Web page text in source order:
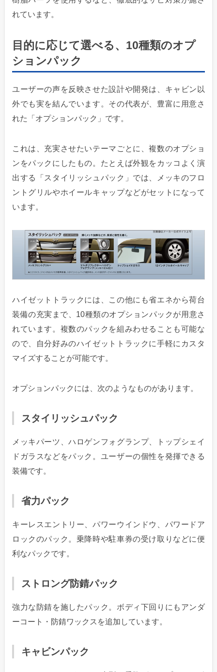
れています。
目的に応じて選べる、10種類のオプ
ションパック
ユーザーの声を反映させた設計や開発は、キャビン以
外でも実を結んでいます。その代表が、豊富に用意さ
れた「オプションパック」です。
これは、充実させたいテーマごとに、複数のオプショ
ンをパックにしたもの。たとえば外観をカッコよく演
出する「スタイリッシュパック」では、メッキのフロ
ントグリルやホイールキャップなどがセットになって
います。
ハイゼットトラックには、この他にも省エネから荷台
装備の充実まで、10種類のオプションパックが用意さ
れています。複数のパックを組みわせることも可能な
ので、自分好みのハイゼットトラックに手軽にカスタ
マイズすることが可能です。
オプションパックには、次のようなものがあります。
スタイリッシュパック
メッキパーツ、ハロゲンフォグランプ、トップシェイ
ドガラスなどをパック。ユーザーの個性を発揮できる
装備です。
省力パック
キーレスエントリー、パワーウインドウ、パワードア
ロックのパック。乗降時や駐車券の受け取りなどに便
利なパックです。
ストロング防錆パック
強力な防錆を施したパック。ボディ下回りにもアンダ
ーコート・防錆ワックスを追加しています。
キャビンパック